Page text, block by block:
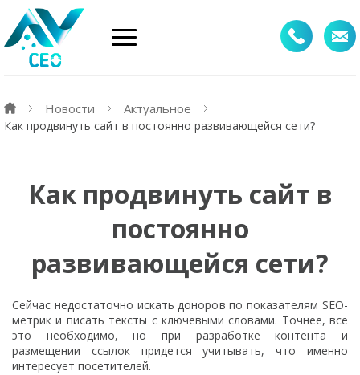
Новости Актуальное
Как продвинуть сайт в постоянно развивающейся сети?
Как продвинуть сайт в
постоянно
развивающейся сети?
Сейчас недостаточно искать доноров по показателям SEO-
метрик и писать тексты с ключевыми словами. Точнее, все
это необходимо, но при разработке контента и
размещении ссылок придется учитывать, что именно
интересует посетителей.